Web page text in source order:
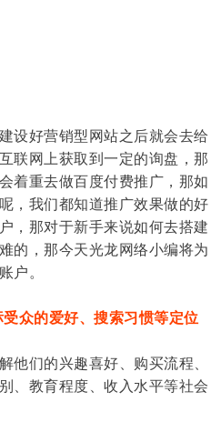
设好营销型网站之后就会去给
联网上获取到一定的询盘，那
着重去做百度付费推广，那如
，我们都知道推广效果做的好
，那对于新手来说如何去搭建
的，那今天光龙网络小编将为
户。
众的爱好、搜索习惯等定位
们的兴趣喜好、购买流程、
、教育程度、收入水平等社会